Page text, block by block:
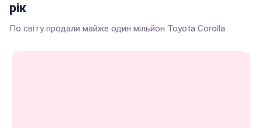
рік
По світу продали майже один мільйон Toyota Corolla